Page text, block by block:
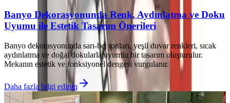
Banyo Dekorasyonunda Renk, Aydınlatma ve Doku
Uyumu ile Estetik Tasarım Önerileri
Banyo dekorasyonunda sarı-bej tonları, yeşil duvar renkleri, sıcak
aydınlatma ve doğal dokularla uyumlu bir tasarım oluşturulur.
Mekanın estetik ve fonksiyonel dengesi vurgulanır.
Daha fazla bilgi edinin